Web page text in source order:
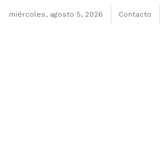
miércoles, agosto 5, 2026 Contacto